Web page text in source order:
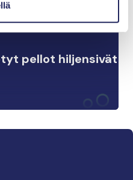
pellot hiljensivät